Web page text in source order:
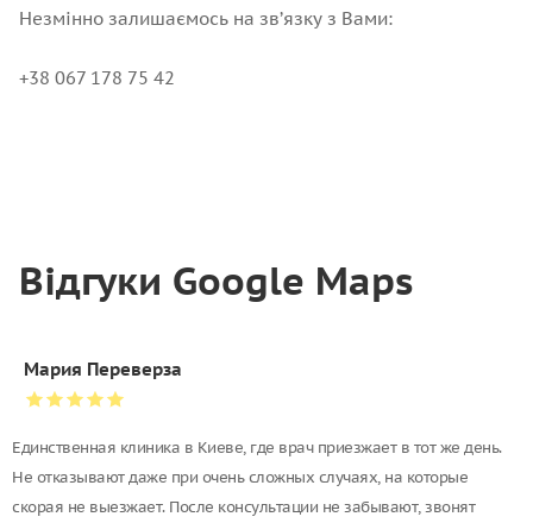
Незмінно залишаємось на зв’язку з Вами:
+38 067 178 75 42
Відгуки Google Maps
Мария Переверза
Единственная клиника в Киеве, где врач приезжает в тот же день.
Не отказывают даже при очень сложных случаях, на которые
скорая не выезжает. После консультации не забывают, звонят